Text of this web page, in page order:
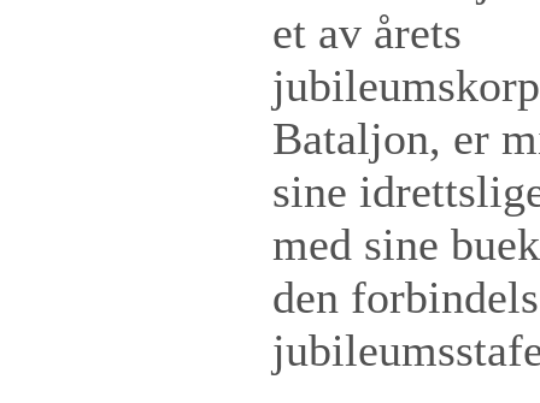
et av årets
Bataljon, er
sine
med sine
den